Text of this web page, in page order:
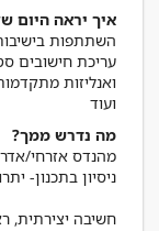
איך יראה היום
השתתפות
עריכת חישובים
ואנליזות
ועוד
מה נדרש ממך?
חשיבה יצירתית,